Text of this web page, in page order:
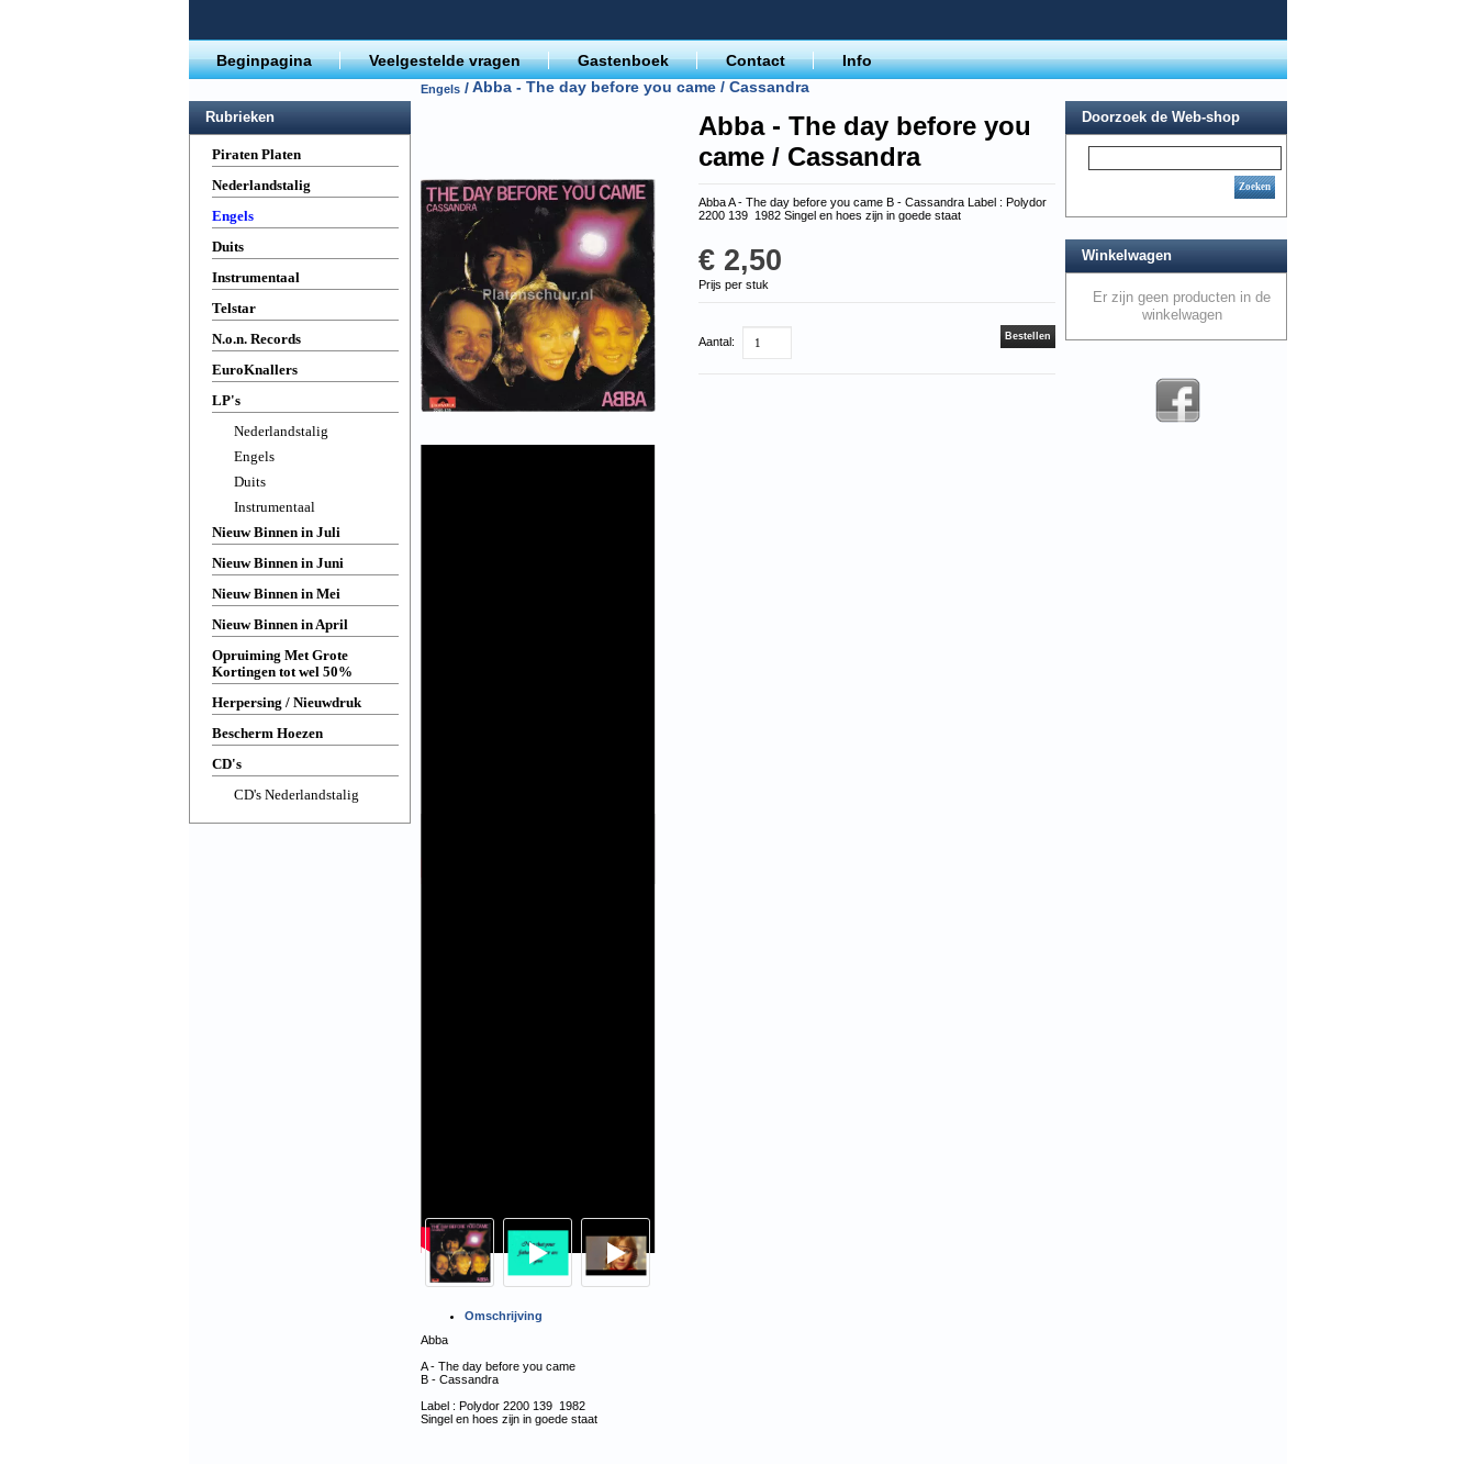
Beginpagina Veelgestelde vragen Gastenboek Contact Info
Rubrieken
Piraten Platen
Nederlandstalig
Engels
Duits
Instrumentaal
Telstar
N.o.n. Records
EuroKnallers
LP's
Nederlandstalig
Engels
Duits
Instrumentaal
Nieuw Binnen in Juli
Nieuw Binnen in Juni
Nieuw Binnen in Mei
Nieuw Binnen in April
Opruiming Met Grote
Kortingen tot wel 50%
Herpersing / Nieuwdruk
Bescherm Hoezen
CD's
CD's Nederlandstalig
Engels /Abba - The day before you came / Cassandra
Abba - The day before you
came / Cassandra
Abba A - The day before you came B - Cassandra Label : Polydor
2200 139 1982 Singel en hoes zijn in goede staat
€ 2,50
Prijs per stuk
Aantal: Bestellen
Omschrijving
Abba
A - The day before you came
B - Cassandra
Label : Polydor 2200 139 1982
Singel en hoes zijn in goede staat
Doorzoek de Web-shop
Zoeken
Winkelwagen
Er zijn geen producten in de
winkelwagen